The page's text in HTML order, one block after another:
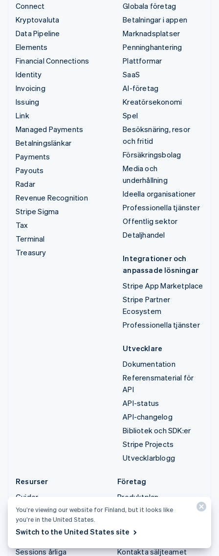
Connect
Kryptovaluta
Data Pipeline
Elements
Financial Connections
Identity
Invoicing
Issuing
Link
Managed Payments
Betalningslänkar
Payments
Payouts
Radar
Revenue Recognition
Stripe Sigma
Tax
Terminal
Treasury
Globala företag
Betalningar i appen
Marknadsplatser
Penninghantering
Plattformar
SaaS
AI-företag
Kreatörsekonomi
Spel
Besöksnäring, resor
och fritid
Försäkringsbolag
Media och
underhållning
Ideella organisationer
Professionella tjänster
Offentlig sektor
Detaljhandel
Integrationer och
anpassade lösningar
Stripe App Marketplace
Stripe Partner
Ecosystem
Professionella tjänster
Utvecklare
Dokumentation
Referensmaterial för
API
API-status
API-changelog
Bibliotek och SDK:er
Stripe Projects
Utvecklarblogg
Resurser
Guider
Kundberättelser
Blogg
Community
Sessions årliga
Företag
Produktplan
Karriärer
Stripe Press
Kontakta säljteamet
You’re viewing our website for Finland, but it looks like
you’re in the United States.
Switch to the United States site